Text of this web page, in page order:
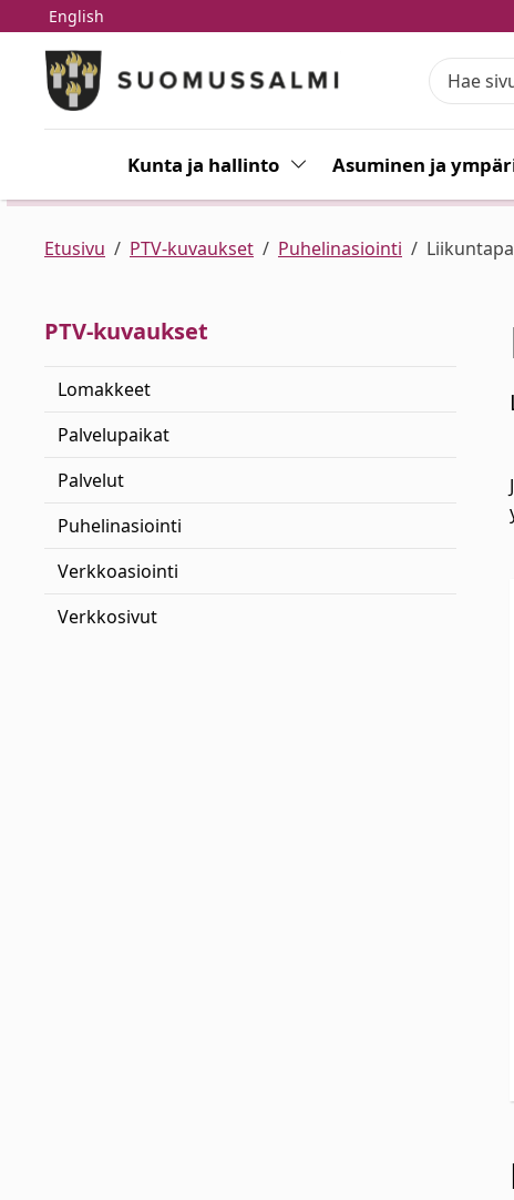
Siirry pääsisältöön
Siirry päävalikkoon
English
Kunta ja hallinto Vaihda alasvetovalikkoa
Asuminen ja
Etusivu PTV-kuvaukset Puhelinasiointi
PTV-kuvaukset
Lomakkeet
Palvelupaikat
Palvelut
Puhelinasiointi
Verkkoasiointi
Verkkosivut